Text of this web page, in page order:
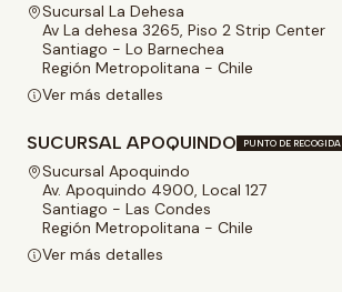
Sucursal La Dehesa
Av La dehesa 3265, Piso 2 Strip Center
Santiago - Lo Barnechea
Región Metropolitana - Chile
Ver más detalles
SUCURSAL APOQUINDO PUNTO DE RECOGIDA
Sucursal Apoquindo
Av. Apoquindo 4900, Local 127
Santiago - Las Condes
Región Metropolitana - Chile
Ver más detalles